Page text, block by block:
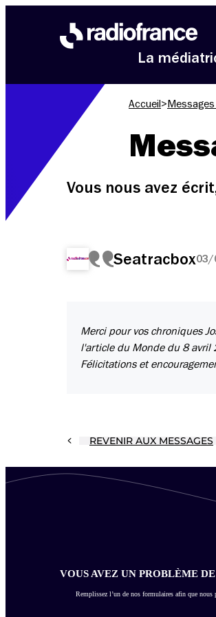
La
Accueil >
Vous nous avez
Seatracbox03/
Merci pour vos chroniques
l'article du Monde du 8 avril
Félicitations et
REVENIR AUX MESSAGES
VOUS AVEZ UN PROBLÈME
Remplissez l’un de nos formulaires afin que nous